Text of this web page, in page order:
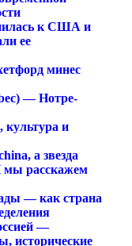
к США и
ее
минес
— Нотре-
культура и
а звезда
мы расскажем
— как страна
—
исторические